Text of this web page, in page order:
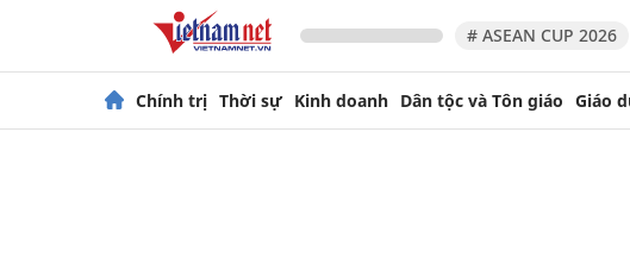
# ASEAN CUP 2026
Chính trị Thời sự Kinh doanh Dân tộc và Tôn giáo Giáo